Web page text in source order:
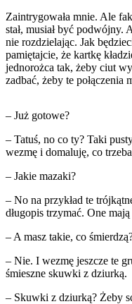
Zaintrygowała mnie. Ale
stał, musiał być podwójny.
nie rozdzielając. Jak
pamiętajcie, że kartkę
jednorożca tak, żeby ciut
zadbać, żeby te połączenia
– Już gotowe?
– Tatuś, no co ty? Taki
wezmę i domaluję, co
– Jakie mazaki?
– No na przykład te
długopis trzymać. One
– A masz takie, co
– Nie. I wezmę jeszcze te
śmieszne skuwki z dziurką.
– Skuwki z dziurką? Żeby